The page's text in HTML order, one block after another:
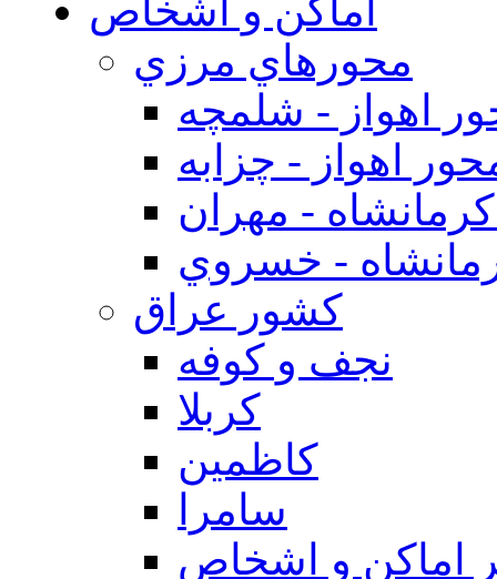
اماکن و اشخاص
محورهاي مرزي
اهواز - شلمچه
اهواز - چزابه
- مهران
- خسروي
كشور عراق
نجف و كوفه
كربلا
كاظمين
سامرا
اماكن و اشخاص